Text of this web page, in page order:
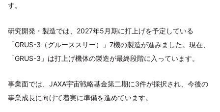
す。
研究開発・製造では、2027年5月期に打上げを予定している
「GRUS-3（グルーススリー）」7機の製造が進みました。現在、
「GRUS-3」は打上げ機体の製造が最終段階に入っています。
事業面では、JAXA宇宙戦略基金第二期に3件が採択され、今後の
事業成長に向けて着実に準備を進めています。